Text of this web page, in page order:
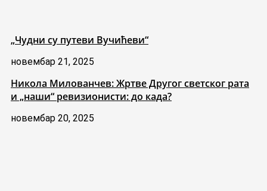
„Чудни су путеви Вучићеви“
новембар 21, 2025
Никола Милованчев: Жртве Другог светског рата
и „наши“ ревизионисти: до када?
новембар 20, 2025